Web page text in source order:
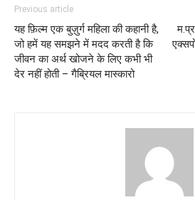
Previous article
यह फ़िल्म एक बुज़ुर्ग महिला की कहानी है,
जो हमें यह समझने में मदद करती है कि
जीवन का अर्थ खोजने के लिए कभी भी
देर नहीं होती – गैब्रियल मास्कारो